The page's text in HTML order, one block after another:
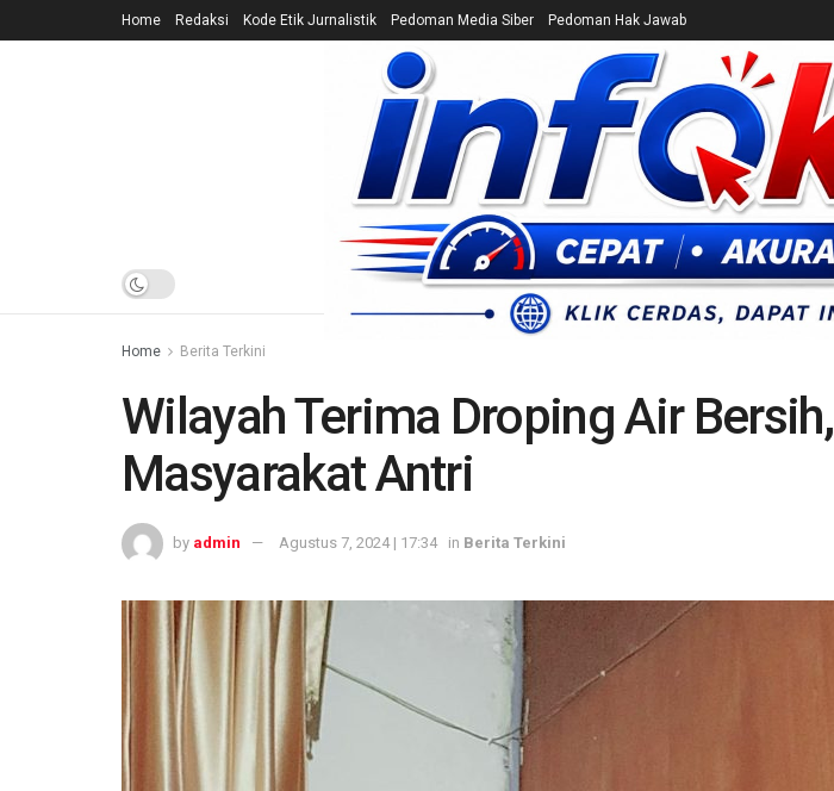
Home Redaksi Kode Etik Jurnalistik Pedoman Media Siber Pedoman Hak Jawab
HOME NEWS CEK FAKTA ENTERTAINMENT
Home Berita Terkini
Wilayah Terima Droping Air Bersih,
Masyarakat Antri
by admin Agustus 7, 2024 | 17:34 in Berita Terkini